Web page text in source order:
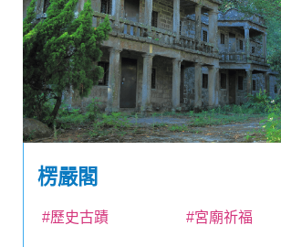
楞嚴閣
#歷史古蹟 #宮廟祈福